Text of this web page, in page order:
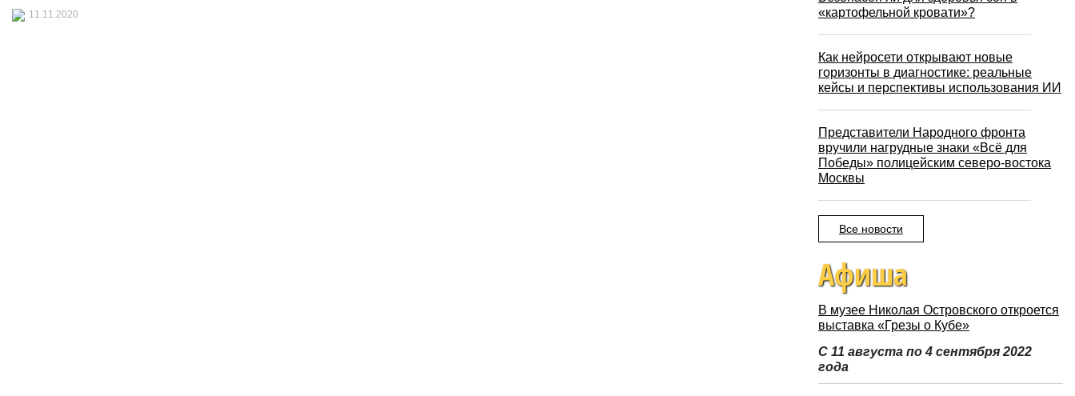
11.11.2020
«картофельной кровати»?
Как нейросети открывают новые
горизонты в диагностике: реальные
кейсы и перспективы использования ИИ
Представители Народного фронта
вручили нагрудные знаки «Всё для
Победы» полицейским северо-востока
Москвы
Все новости
Афиша
В музее Николая Островского откроется
выставка «Грезы о Кубе»
С 11 августа по 4 сентября 2022
года